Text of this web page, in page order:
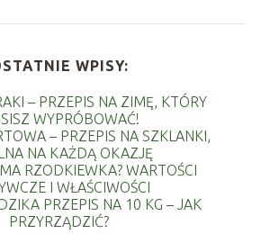
WPISY:
– PRZEPIS NA ZIMĘ, KTÓRY
WYPRÓBOWAĆ!
– PRZEPIS NA SZKLANKI,
NA KAŻDĄ OKAZJĘ
RZODKIEWKA? WARTOŚCI
I WŁAŚCIWOŚCI
PRZEPIS NA 10 KG – JAK
PRZYRZĄDZIĆ?